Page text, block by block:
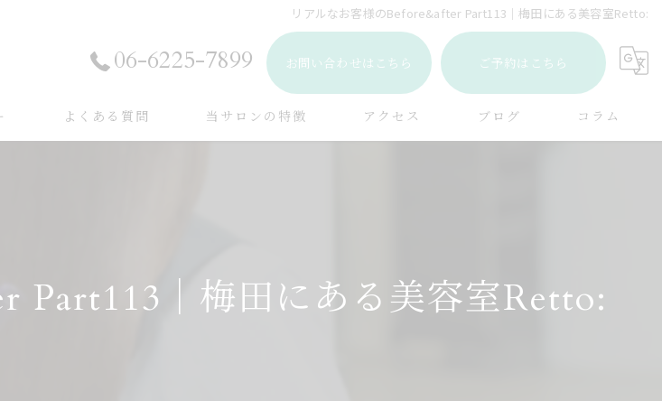
リアルなお客様のBefore&after Part113｜梅田にある美容室Retto:
06-6225-7899 お問い合わせはこちら ご予約はこちら
よくある質問 当サロンの特徴
縮毛矯正
アクセス ブログ コラム
Part113｜梅田にある美容室Retto: